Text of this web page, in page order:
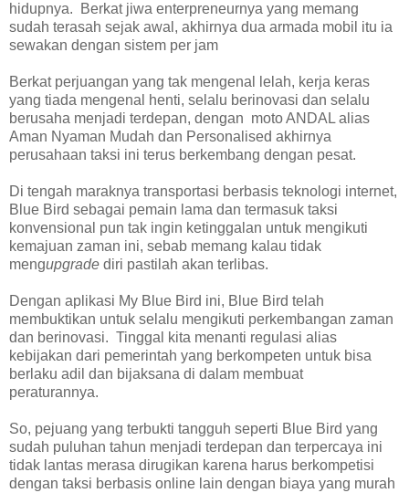
hidupnya. Berkat jiwa enterpreneurnya yang memang
sudah terasah sejak awal, akhirnya dua armada mobil itu ia
sewakan dengan sistem per jam
Berkat perjuangan yang tak mengenal lelah, kerja keras
yang tiada mengenal henti, selalu berinovasi dan selalu
berusaha menjadi terdepan, dengan moto ANDAL alias
Aman Nyaman Mudah dan Personalised akhirnya
perusahaan taksi ini terus berkembang dengan pesat.
Di tengah maraknya transportasi berbasis teknologi internet,
Blue Bird sebagai pemain lama dan termasuk taksi
konvensional pun tak ingin ketinggalan untuk mengikuti
kemajuan zaman ini, sebab memang kalau tidak
mengupgrade diri pastilah akan terlibas.
Dengan aplikasi My Blue Bird ini, Blue Bird telah
membuktikan untuk selalu mengikuti perkembangan zaman
dan berinovasi. Tinggal kita menanti regulasi alias
kebijakan dari pemerintah yang berkompeten untuk bisa
berlaku adil dan bijaksana di dalam membuat
peraturannya.
So, pejuang yang terbukti tangguh seperti Blue Bird yang
sudah puluhan tahun menjadi terdepan dan terpercaya ini
tidak lantas merasa dirugikan karena harus berkompetisi
dengan taksi berbasis online lain dengan biaya yang murah